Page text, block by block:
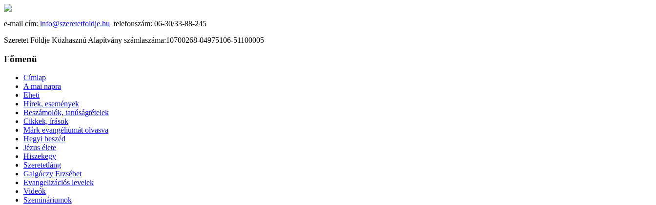
e-mail cím: info@szeretetfoldje.hu telefonszám: 06-30/33-88-245
Szeretet Földje Közhasznú Alapítvány számlaszáma:10700268-04975106-51100005
Főmenü
Címlap
A mai napra
Eheti
Hírek, események
Beszámolók, tanúságtételek
Cikkek, írások
Márk evangéliumát olvasva
Hegyi beszéd
Jézus élete
Hiszekegy
Szeretetláng
Galgóczy Erzsébet
Evangelizációs levelek
Videók
Szemináriumok